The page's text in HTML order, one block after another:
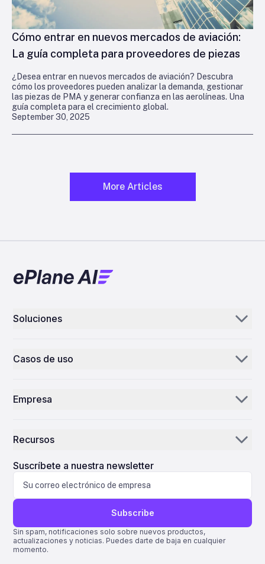
September 30, 2025
Cómo entrar en nuevos mercados de aviación:
La guía completa para proveedores de piezas
¿Desea entrar en nuevos mercados de aviación? Descubra
cómo los proveedores pueden analizar la demanda, gestionar
las piezas de PMA y generar confianza en las aerolíneas. Una
guía completa para el crecimiento global.
More Articles
Soluciones
Correo electrónico IA
Centro de control
Casos de uso
MROs
AEC
Fabricación
Ciencias de la vida
Empresa
Por qué ePlane AI
Carreras
Contáctanos
Recursos
Noticias
Blog
Asistencia
Quantum ERP
AMOS ERP
Suscríbete a nuestra newsletter
Subscribe
Sin spam, notificaciones solo sobre nuevos productos,
actualizaciones y noticias. Puedes darte de baja en cualquier
momento.